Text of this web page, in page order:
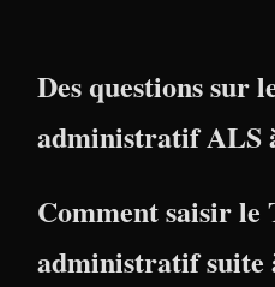
Des questions sur
administratif ALS
Comment saisir
administratif suite